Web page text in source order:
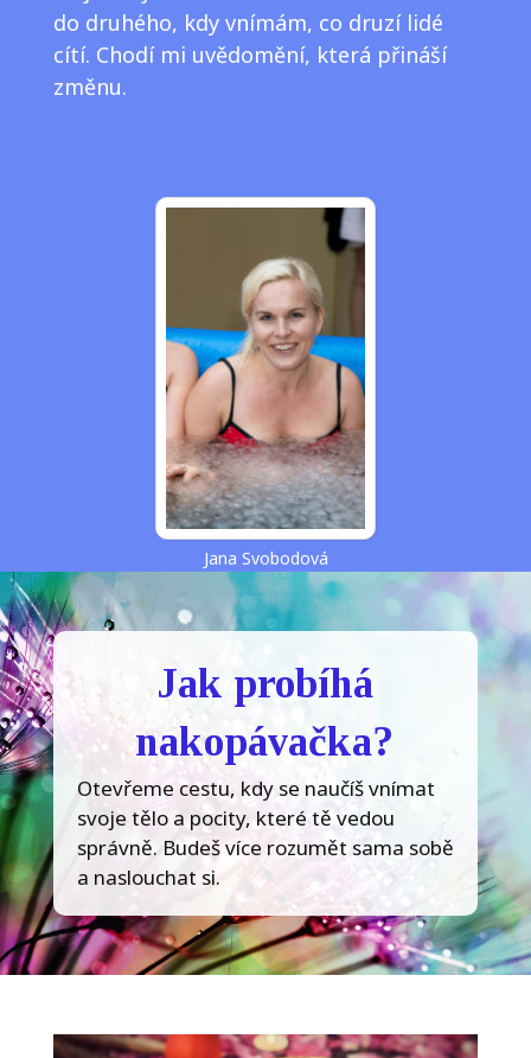
do druhého, kdy vnímám, co druzí lidé
cítí. Chodí mi uvědomění, která přináší
změnu.
Jana Svobodová
Jak probíhá
nakopávačka?
Otevřeme cestu, kdy se naučíš vnímat
svoje tělo a pocity, které tě vedou
správně. Budeš více rozumět sama sobě
a naslouchat si.